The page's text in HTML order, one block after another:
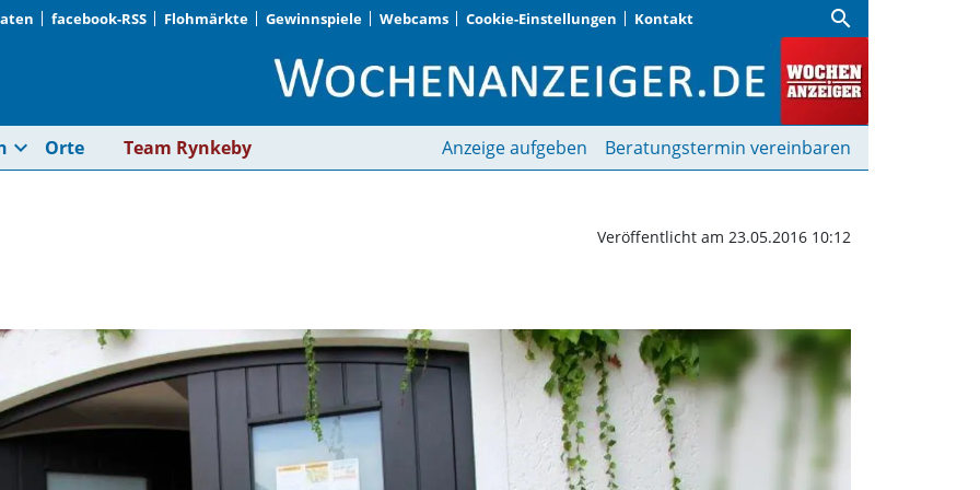
facebook-RSS Flohmärkte Gewinnspiele Webcams Cookie-Einstellungen Kontakt search
Café Inklusion | Wochenanzeiger
expand_more Orte Team Rynkeby Anzeige aufgeben Beratungstermin vereinbaren
Veröffentlicht am 23.05.2016 10:12